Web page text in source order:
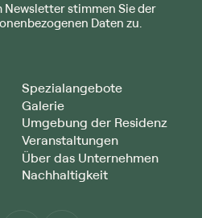
Spezialangebote
Galerie
Umgebung der Residenz
Veranstaltungen
Über das Unternehmen
Nachhaltigkeit
stimmen Sie der
Daten zu.